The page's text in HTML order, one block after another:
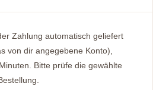
Zahlung automatisch geliefert
von dir angegebene Konto),
Bitte prüfe die gewählte